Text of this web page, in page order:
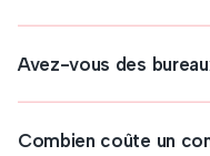
(Institute Tax
Avez-vous des
Combien coûte un